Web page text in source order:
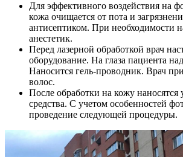
Для эффективного воздействия на
кожа очищается от пота и
антисептиком. При необходимости
анестетик.
Перед лазерной обработкой врач
оборудование. На глаза пациента
Наносится гель-проводник. Врач
волос.
После обработки на кожу
средства. С учетом особенностей
проведение следующей процедуры.